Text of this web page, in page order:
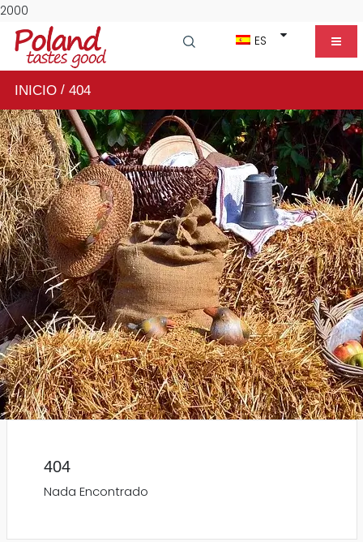
2000
ES
INICIO/ 404
404
Nada Encontrado